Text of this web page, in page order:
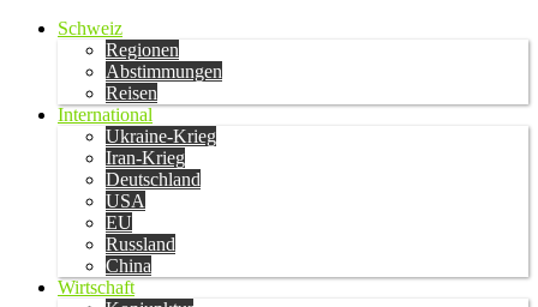
Schweiz
Regionen
Abstimmungen
Reisen
International
Ukraine-Krieg
Iran-Krieg
Deutschland
USA
EU
Russland
China
Wirtschaft